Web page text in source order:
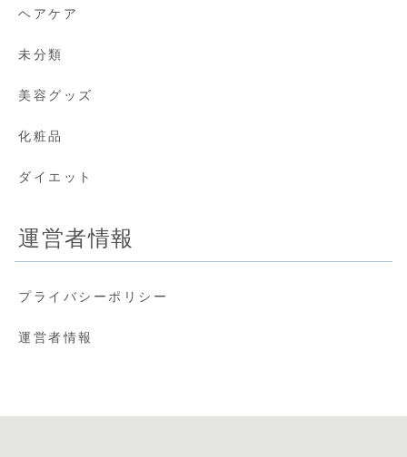
ヘアケア
未分類
美容グッズ
化粧品
ダイエット
運営者情報
プライバシーポリシー
運営者情報